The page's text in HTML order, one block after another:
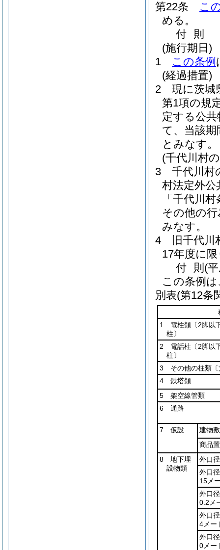
第22条
こ
める。
付 則
(施行期日)
1
この条例
(経過措置)
2
現に茨城
第1項の規
定する公
て、当該期
とみなす。
(千代川村
3
千代川村
村法定外公
「千代川
その他の
みなす。
4
旧千代
17年度に
付 則 (
この条例
別表(第12条
1 電柱類〔2脚以
柱〕
2 電話柱〔2脚以
柱〕
3 その他の柱類〔
4 鉄塔類
5 架空線管類
6 通路
7 仮設
建物
商品
8 地下埋
設物類
外口
外口
15メ
外口
0.2メ
外口
4メー
外口
0メー